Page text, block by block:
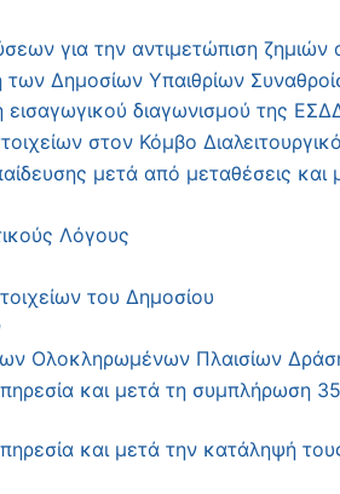
για την αντιμετώπιση ζημιών
των Δημοσίων Υπαιθρίων
διαγωνισμού της
στον Κόμβο
μετά από μεταθέσεις και
Λόγους
του Δημοσίου
Ολοκληρωμένων Πλαισίων
και μετά τη συμπλήρωση
και μετά την κατάληψή